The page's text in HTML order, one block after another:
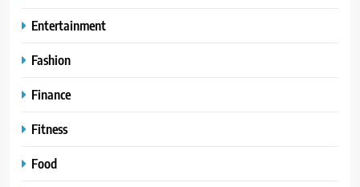
Entertainment
Fashion
Finance
Fitness
Food